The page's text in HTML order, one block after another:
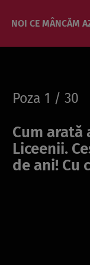
NOI CE MÂNCĂM
Poza 1 / 30
Cum arată
Liceenii.
de ani! Cu